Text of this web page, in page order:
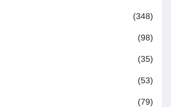
(348)
(98)
(35)
(53)
(79)